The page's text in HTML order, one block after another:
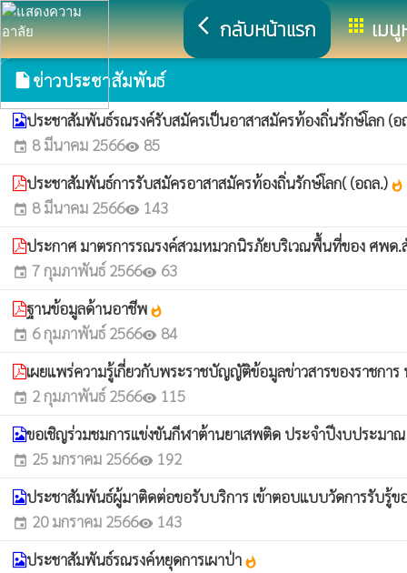
arrow_back_ios กลับหน้าแรก apps เม
insert_drive_fileข่าวประชาสัมพันธ์
ประชาสัมพันธ์รณรงค์รับสมัครเป็นอาสาสมัครท้องถิ่นรักษ์โลก (
event 8 มีนาคม 2566visibility 85
ประชาสัมพันธ์การรับสมัครอาสาสมัครท้องถิ่นรักษ์โลก( (อถล.) whatshot
event 8 มีนาคม 2566visibility 143
ประกาศ มาตรการรณรงค์สวมหมวกนิรภัยบริเวณพื้นที่ของ ศพด
event 7 กุมภาพันธ์ 2566visibility 63
ฐานข้อมูลด้านอาชีพ whatshot
event 6 กุมภาพันธ์ 2566visibility 84
เผยแพร่ความรู้เกี่ยวกับพระราชบัญญัติข้อมูลข่าวสารของราชกา
event 2 กุมภาพันธ์ 2566visibility 115
ขอเชิญร่วมชมการแข่งขันกีฬาต้านยาเสพติด ประจำปีงบประมา
event 25 มกราคม 2566visibility 192
ประชาสัมพันธ์ผู้มาติดต่อขอรับบริการ เข้าตอบแบบวัดการรับรู้ข
event 20 มกราคม 2566visibility 143
ประชาสัมพันธ์รณรงค์หยุดการเผาป่า whatshot